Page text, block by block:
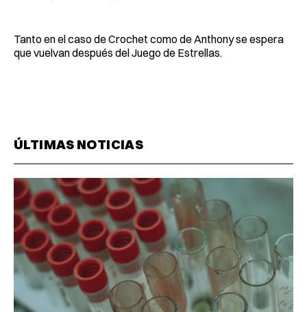
Tanto en el caso de Crochet como de Anthony se espera
que vuelvan después del Juego de Estrellas.
ÚLTIMAS NOTICIAS